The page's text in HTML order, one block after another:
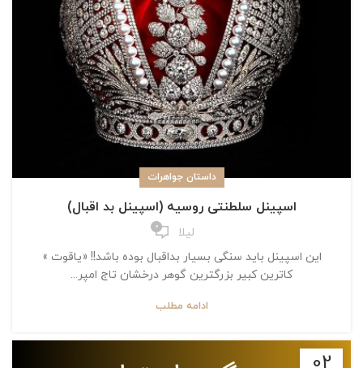
داستان جواهرات
اسپینل سلطنتی روسیه (اسپینل بد اقبال)
لیلا 0
این اسپینل باید سنگی بسیار بداقبال بوده باشد!! «یاقوت »
کاترین کبیر بزرگترین گوهر درخشان تاج امپر...
ادامه مطلب